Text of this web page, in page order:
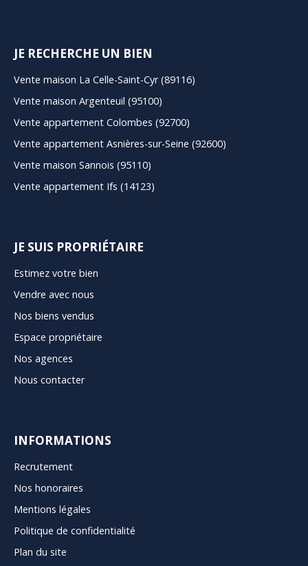
JE RECHERCHE UN BIEN
Vente maison La Celle-Saint-Cyr (89116)
Vente maison Argenteuil (95100)
Vente appartement Colombes (92700)
Vente appartement Asnières-sur-Seine (92600)
Vente maison Sannois (95110)
Vente appartement Ifs (14123)
JE SUIS PROPRIÉTAIRE
Estimez votre bien
Vendre avec nous
Nos biens vendus
Espace propriétaire
Nos agences
Nous contacter
INFORMATIONS
Recrutement
Nos honoraires
Mentions légales
Politique de confidentialité
Plan du site